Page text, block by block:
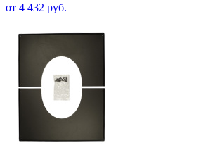
от 4 432 руб.